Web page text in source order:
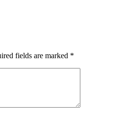
fields are marked *